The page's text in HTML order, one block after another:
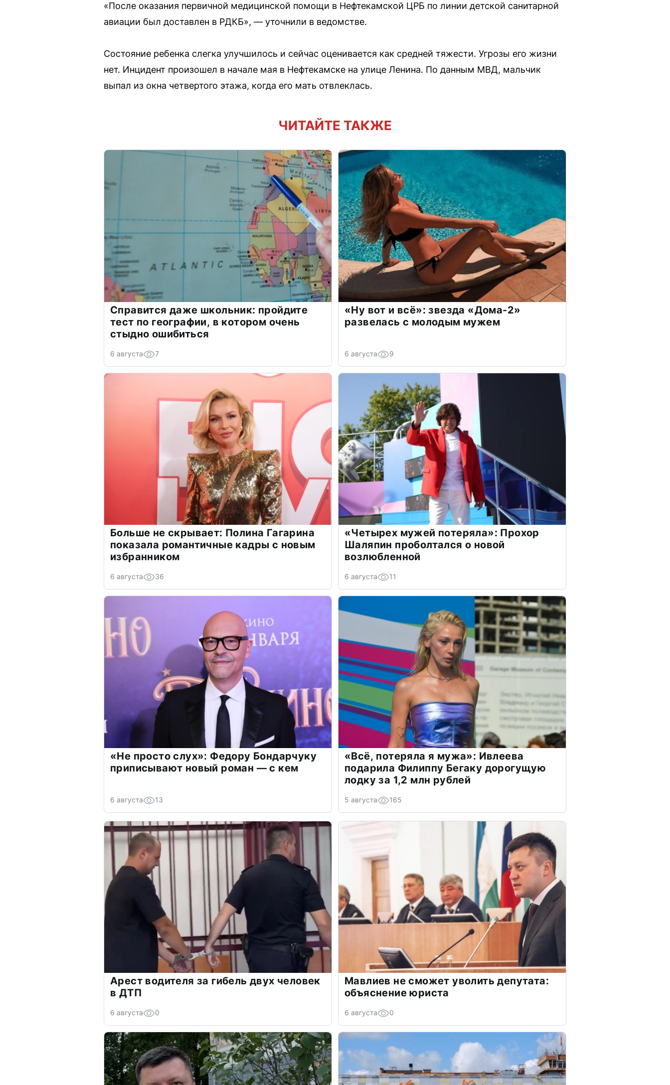
«После оказания первичной медицинской помощи в Нефтекамской ЦРБ по линии детской санитарной
авиации был доставлен в РДКБ», — уточнили в ведомстве.
Состояние ребенка слегка улучшилось и сейчас оценивается как средней тяжести. Угрозы его жизни
нет. Инцидент произошел в начале мая в Нефтекамске на улице Ленина. По данным МВД, мальчик
выпал из окна четвертого этажа, когда его мать отвлеклась.
ЧИТАЙТЕ ТАКЖЕ
Справится даже школьник: пройдите
тест по географии, в котором очень
стыдно ошибиться
6 августа 7
«Ну вот и всё»: звезда «Дома-2»
развелась с молодым мужем
6 августа 9
Больше не скрывает: Полина Гагарина
показала романтичные кадры с новым
избранником
6 августа 36
«Четырех мужей потеряла»: Прохор
Шаляпин проболтался о новой
возлюбленной
6 августа 11
«Не просто слух»: Федору Бондарчуку
приписывают новый роман — с кем
6 августа 13
«Всё, потеряла я мужа»: Ивлеева
подарила Филиппу Бегаку дорогущую
лодку за 1,2 млн рублей
5 августа 165
Арест водителя за гибель двух человек
в ДТП
6 августа 0
Мавлиев не сможет уволить депутата:
объяснение юриста
6 августа 0